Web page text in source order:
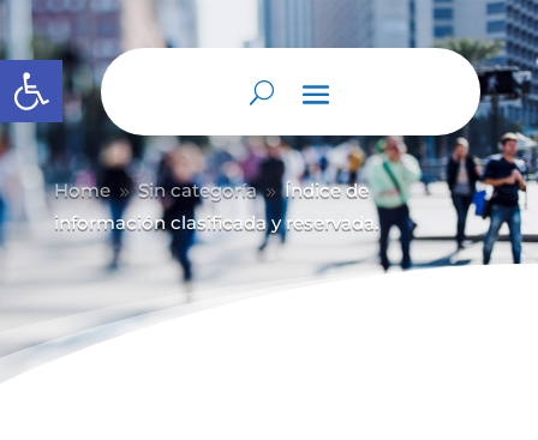
Abrir barra de herramientas
Home 9 Sin categoría 9 Índice de
información clasificada y reservada.